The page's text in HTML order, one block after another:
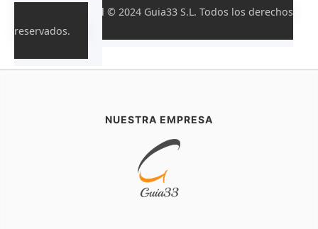
Consultoría Digital © 2024 Guia33 S.L. Todos los derechos
reservados.
NUESTRA EMPRESA